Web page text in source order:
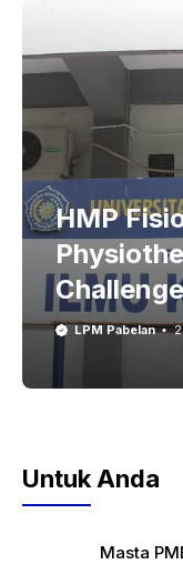
HMP
Challenge
LPM Pabelan
Untuk Anda
Masta